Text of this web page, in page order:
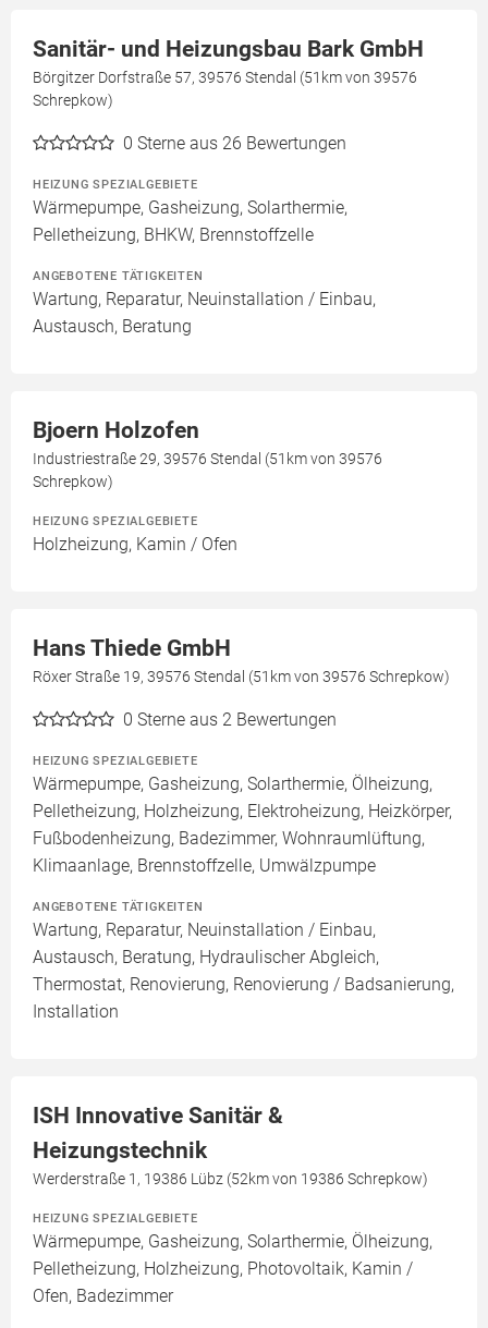
Sanitär- und Heizungsbau Bark GmbH
Börgitzer Dorfstraße 57, 39576 Stendal (51km von 39576
Schrepkow)
0 Sterne aus 26 Bewertungen
HEIZUNG SPEZIALGEBIETE
Wärmepumpe, Gasheizung, Solarthermie,
Pelletheizung, BHKW, Brennstoffzelle
ANGEBOTENE TÄTIGKEITEN
Wartung, Reparatur, Neuinstallation / Einbau,
Austausch, Beratung
Bjoern Holzofen
Industriestraße 29, 39576 Stendal (51km von 39576
Schrepkow)
HEIZUNG SPEZIALGEBIETE
Holzheizung, Kamin / Ofen
Hans Thiede GmbH
Röxer Straße 19, 39576 Stendal (51km von 39576 Schrepkow)
0 Sterne aus 2 Bewertungen
HEIZUNG SPEZIALGEBIETE
Wärmepumpe, Gasheizung, Solarthermie, Ölheizung,
Pelletheizung, Holzheizung, Elektroheizung, Heizkörper,
Fußbodenheizung, Badezimmer, Wohnraumlüftung,
Klimaanlage, Brennstoffzelle, Umwälzpumpe
ANGEBOTENE TÄTIGKEITEN
Wartung, Reparatur, Neuinstallation / Einbau,
Austausch, Beratung, Hydraulischer Abgleich,
Thermostat, Renovierung, Renovierung / Badsanierung,
Installation
ISH Innovative Sanitär &
Heizungstechnik
Werderstraße 1, 19386 Lübz (52km von 19386 Schrepkow)
HEIZUNG SPEZIALGEBIETE
Wärmepumpe, Gasheizung, Solarthermie, Ölheizung,
Pelletheizung, Holzheizung, Photovoltaik, Kamin /
Ofen, Badezimmer